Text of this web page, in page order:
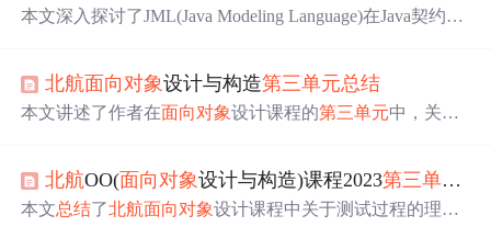
本文深入探讨了JML(Java Modeling Language)在Java契约式
对JML规格的实践心得。通过具体案例，展示了如何利用J
ML提升代码质量和可维护性。
北航面向对象设计与构造第三单元总结
本文讲述了作者在面向对象设计课程的第三单元中，关于
nit进行单元测试的过程。
北航OO(面向对象设计与构造)课程2023第三单元
本文总结了北航面向对象设计课程中关于测试过程的理